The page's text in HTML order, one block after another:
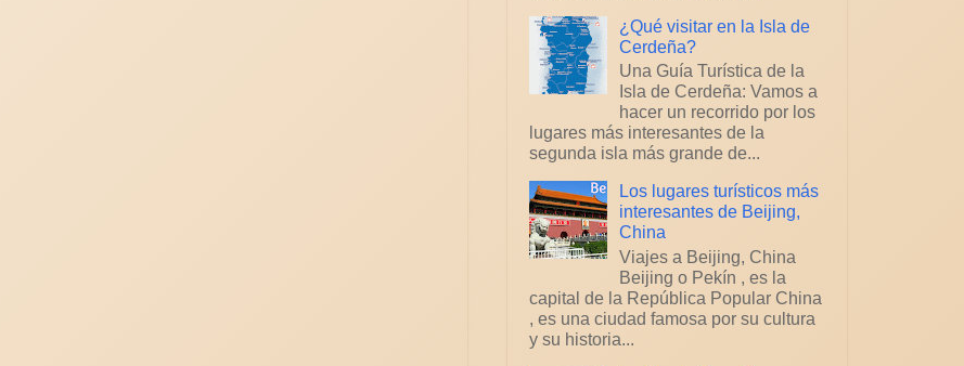
¿Qué visitar en la Isla de
Cerdeña?
Una Guía Turística de la
Isla de Cerdeña: Vamos a
hacer un recorrido por los
lugares más interesantes de la
segunda isla más grande de...
Los lugares turísticos más
interesantes de Beijing,
China
Viajes a Beijing, China
Beijing o Pekín , es la
capital de la República Popular China
, es una ciudad famosa por su cultura
y su historia...